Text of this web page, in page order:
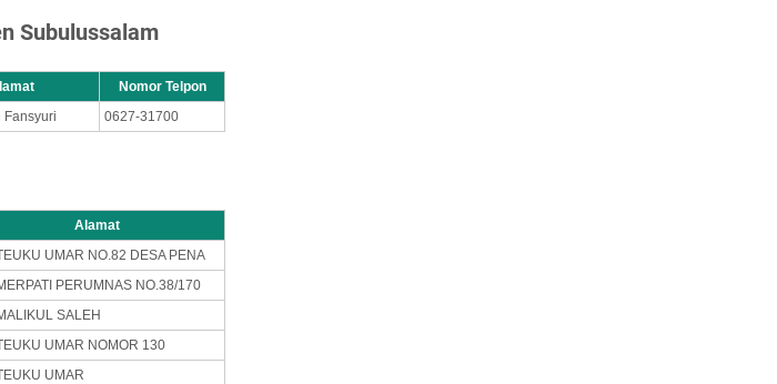
Subulussalam
Nomor Telpon
Fansyuri 0627-31700
Alamat
UMAR NO.82 DESA PENA
PERUMNAS NO.38/170
SALEH
UMAR NOMOR 130
UMAR